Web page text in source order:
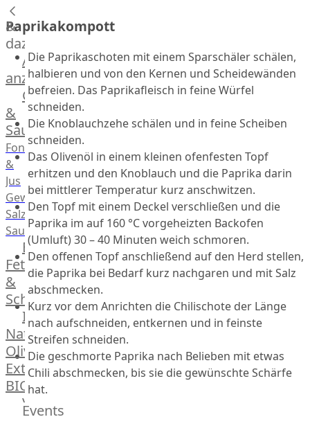
Burger
Buns
&
Hot
Dog
Brötchen
Desserts
&
dazu
Alle
anzeigen
Gewürze
&
Saucen
Fonds
&
Jus
Gewürze
Salz
Saucen
Butter,
Fett
&
Schmalz
ItalianBar
Natives
Olivenöl
Extra
BIO
Veggie
Hardware
Events
Paprikakompott
Die Paprikaschoten mit einem Sparschäler schälen,
halbieren und von den Kernen und Scheidewänden
befreien. Das Paprikafleisch in feine Würfel
schneiden.
Die Knoblauchzehe schälen und in feine Scheiben
schneiden.
Das Olivenöl in einem kleinen ofenfesten Topf
erhitzen und den Knoblauch und die Paprika darin
bei mittlerer Temperatur kurz anschwitzen.
Den Topf mit einem Deckel verschließen und die
Paprika im auf 160 °C vorgeheizten Backofen
(Umluft) 30 – 40 Minuten weich schmoren.
Den offenen Topf anschließend auf den Herd stellen,
die Paprika bei Bedarf kurz nachgaren und mit Salz
abschmecken.
Kurz vor dem Anrichten die Chilischote der Länge
nach aufschneiden, entkernen und in feinste
Streifen schneiden.
Die geschmorte Paprika nach Belieben mit etwas
Chili abschmecken, bis sie die gewünschte Schärfe
hat.